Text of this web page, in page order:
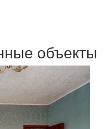
объекты